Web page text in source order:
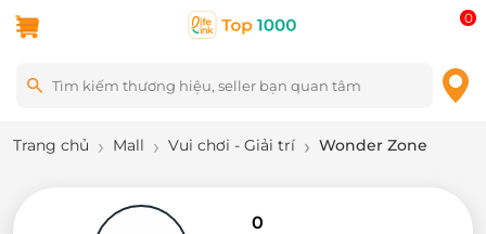
0
Trang chủ Mall Vui chơi - Giải trí Wonder Zone
0